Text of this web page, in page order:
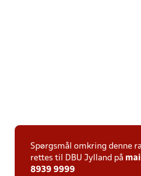
Spørgsmål omkring denne
rettes til DBU Jylland på mail
8939 9999